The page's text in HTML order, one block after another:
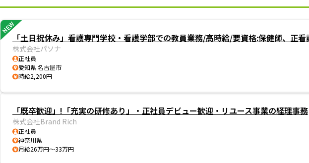
NEW
「土日祝休み」看護専門学校・看護学部での教員業務/高時給/要資格:保健師、正看
株式会社パソナ
正社員
愛知県 名古屋市
時給2,200円
「既卒歓迎」!「充実の研修あり」・正社員デビュー歓迎・リユース事業の経理事務
株式会社Brand Rich
正社員
神奈川県
月給26万円～33万円